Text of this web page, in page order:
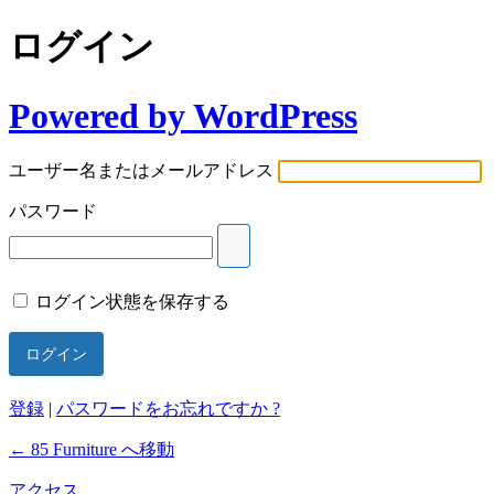
ログイン
Powered by WordPress
ユーザー名またはメールアドレス
パスワード
ログイン状態を保存する
登録 | パスワードをお忘れですか ?
← 85 Furniture へ移動